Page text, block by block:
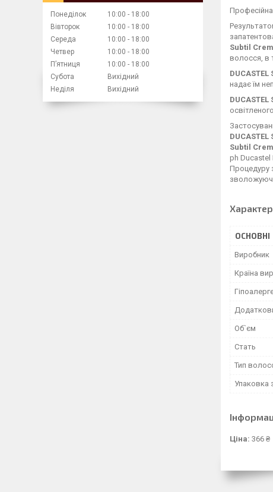
Професійна
Subtil
волосся, в
надає їм
Subtil
ph Ducastel
Процедуру
ОСНОВНІ
Виробник
Країна
Об`єм
Стать
Тип
Упаковка
Ціна: 366 ₴
Понеділок 10:00
18:00
Вівторок
10:00
18:00
Середа
10:00
18:00
Четвер
10:00
18:00
Пʼятниця
10:00
18:00
Субота
Вихідний
Неділя
Вихідний